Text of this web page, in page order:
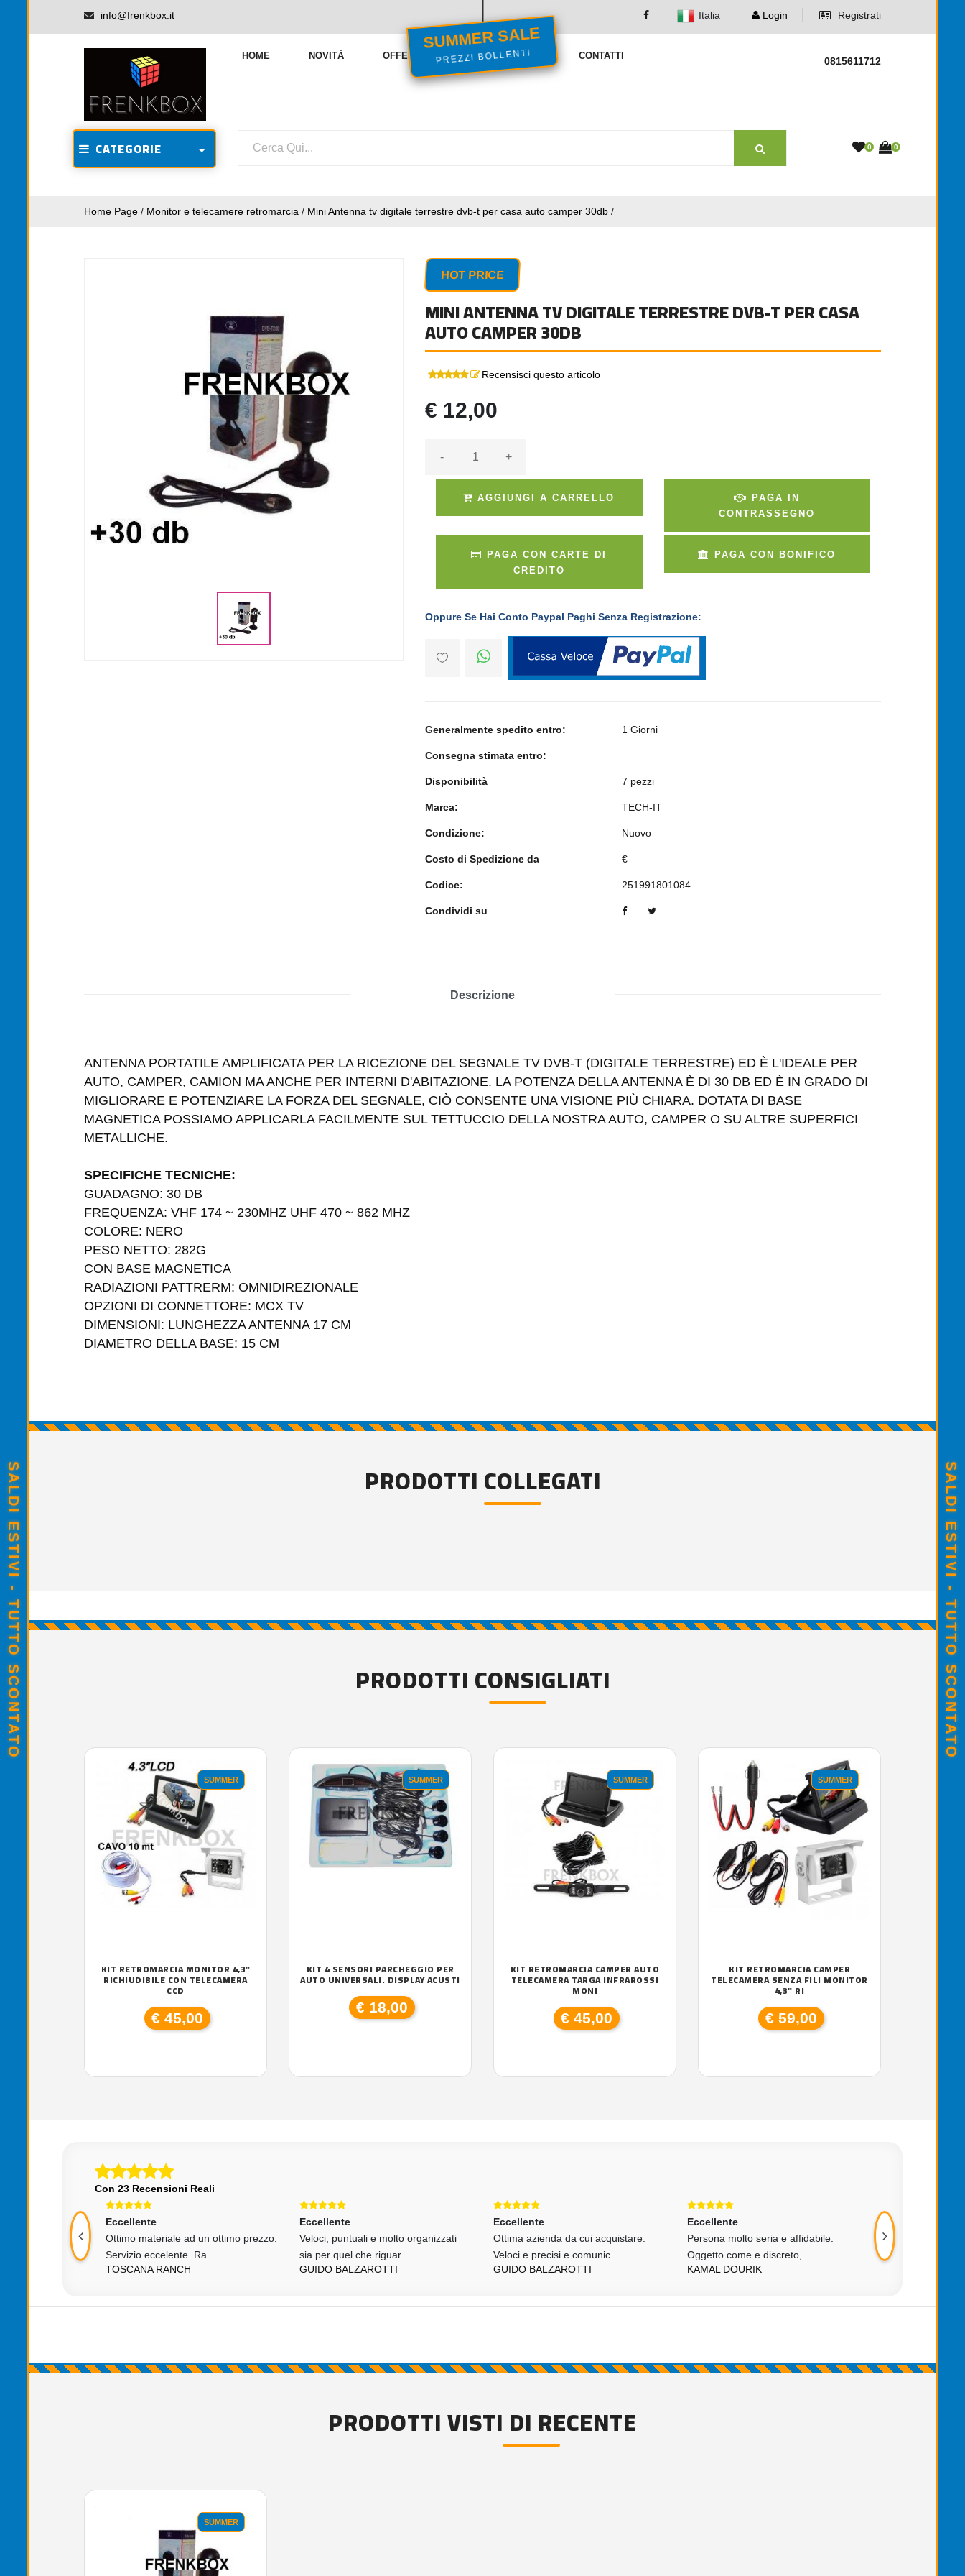
SUMMER SALE
PREZZI BOLLENTI
info@frenkbox.it Italia Login Registrati
HOME NOVITÀ OFFERTE VENDITE FLASH CONTATTI 0815611712
CATEGORIE 0 0
Home Page / Monitor e telecamere retromarcia / Mini Antenna tv digitale terrestre dvb-t per casa auto camper 30db /
HOT PRICE
MINI ANTENNA TV DIGITALE TERRESTRE DVB-T PER CASA
AUTO CAMPER 30DB
Recensisci questo articolo
€ 12,00
- +
AGGIUNGI A CARRELLO
CONTRASSEGNO
CREDITO
PAGA CON BONIFICO
Oppure Se Hai Conto Paypal Paghi Senza Registrazione:
Generalmente spedito entro: 1 Giorni
Consegna stimata entro:
Disponibilità 7 pezzi
Marca: TECH-IT
Condizione: Nuovo
Costo di Spedizione da €
Codice: 251991801084
Condividi su
Descrizione
ANTENNA PORTATILE AMPLIFICATA PER LA RICEZIONE DEL SEGNALE TV DVB-T (DIGITALE TERRESTRE) ED È L'IDEALE PER
AUTO, CAMPER, CAMION MA ANCHE PER INTERNI D'ABITAZIONE. LA POTENZA DELLA ANTENNA È DI 30 DB ED È IN GRADO DI
MIGLIORARE E POTENZIARE LA FORZA DEL SEGNALE, CIÒ CONSENTE UNA VISIONE PIÙ CHIARA. DOTATA DI BASE
MAGNETICA POSSIAMO APPLICARLA FACILMENTE SUL TETTUCCIO DELLA NOSTRA AUTO, CAMPER O SU ALTRE SUPERFICI
METALLICHE.
SPECIFICHE TECNICHE:
GUADAGNO: 30 DB
FREQUENZA: VHF 174 ~ 230MHZ UHF 470 ~ 862 MHZ
COLORE: NERO
PESO NETTO: 282G
CON BASE MAGNETICA
RADIAZIONI PATTRERM: OMNIDIREZIONALE
OPZIONI DI CONNETTORE: MCX TV
DIMENSIONI: LUNGHEZZA ANTENNA 17 CM
DIAMETRO DELLA BASE: 15 CM
PRODOTTI COLLEGATI
PRODOTTI CONSIGLIATI
SUMMER
KIT RETROMARCIA MONITOR 4,3"
RICHIUDIBILE CON TELECAMERA
CCD
€ 45,00
SUMMER
KIT 4 SENSORI PARCHEGGIO PER
AUTO UNIVERSALI. DISPLAY ACUSTI
€ 18,00
SUMMER
KIT RETROMARCIA CAMPER AUTO
TELECAMERA TARGA INFRAROSSI
MONI
€ 45,00
SUMMER
KIT RETROMARCIA CAMPER
TELECAMERA SENZA FILI MONITOR
4,3" RI
€ 59,00
Con 23 Recensioni Reali
Eccellente
Ottimo materiale ad un ottimo prezzo.
Servizio eccelente. Ra
TOSCANA RANCH
Eccellente
Veloci, puntuali e molto organizzati
sia per quel che riguar
GUIDO BALZAROTTI
Eccellente
Ottima azienda da cui acquistare.
Veloci e precisi e comunic
GUIDO BALZAROTTI
Eccellente
Persona molto seria e affidabile.
Oggetto come e discreto,
KAMAL DOURIK
Eccellente
tutto ok
MARCO SCAIOLA
PRODOTTI VISTI DI RECENTE
SUMMER
SALDI ESTIVI - TUTTO SCONTATO SALDI ESTIVI - TUTTO SCONTATO